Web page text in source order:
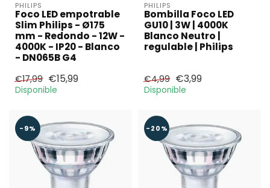
PHILIPS
Foco LED empotrable
Slim Philips - Ø175
mm - Redondo - 12W -
4000K - IP20 - Blanco
- DN065B G4
€17,99 €15,99
Disponible
PHILIPS
Bombilla Foco LED
GU10 | 3W | 4000K
Blanco Neutro |
regulable | Philips
€4,99 €3,99
Disponible
-9% -20%